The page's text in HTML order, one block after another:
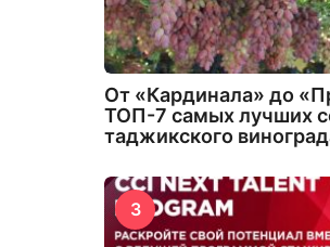
От «Кардинала» до
ТОП-7 самых лучших
таджикского
3